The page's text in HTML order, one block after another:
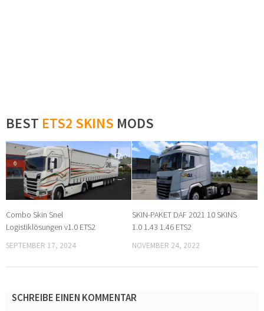
BEST ETS2 SKINS MODS
0
Combo Skin Snel
Logistiklösungen v1.0 ETS2
SEPTEMBER 17, 2024
0
SKIN-PAKET DAF 2021 10 SKINS
1.0 1.43 1.46 ETS2
NOVEMBER 24, 2022
SCHREIBE EINEN KOMMENTAR